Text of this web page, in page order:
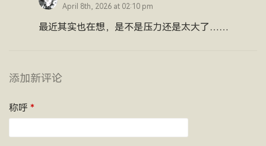
April 8th, 2026 at 02:10 pm
最近其实也在想，是不是压力还是太大了……
添加新评论
称呼 *